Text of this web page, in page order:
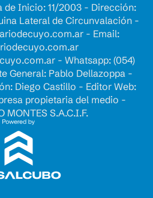
de Inicio: 11/2003 - Dirección:
Lateral de Circunvalación -
- Email:
- Whatsapp: (054)
General: Pablo Dellazoppa -
Diego Castillo - Editor Web:
propietaria del medio -
MONTES S.A.C.I.F.